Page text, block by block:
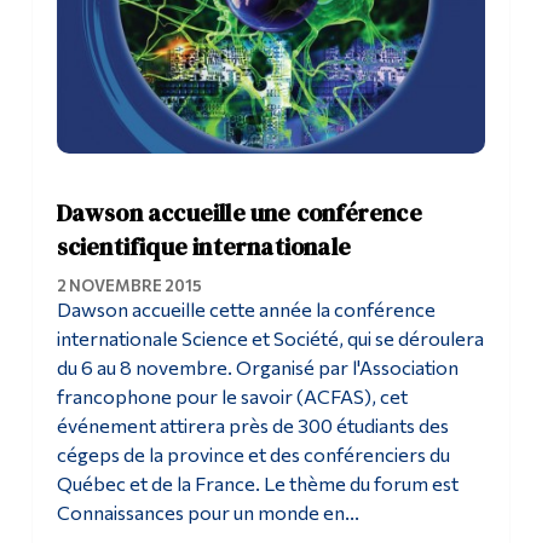
Dawson accueille une conférence
scientifique internationale
2 NOVEMBRE 2015
Dawson accueille cette année la conférence
internationale Science et Société, qui se déroulera
du 6 au 8 novembre. Organisé par l'Association
francophone pour le savoir (ACFAS), cet
événement attirera près de 300 étudiants des
cégeps de la province et des conférenciers du
Québec et de la France. Le thème du forum est
Connaissances pour un monde en...